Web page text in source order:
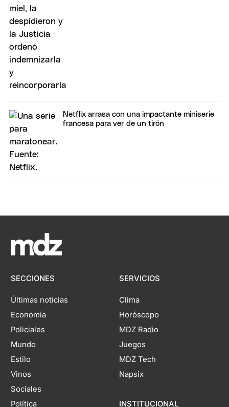
Netflix arrasa con una impactante miniserie
francesa para ver de un tirón
SECCIONES
Últimas noticias
Economía
Policiales
Mundo
Estilo
Vinos
Sociales
Política
SERVICIOS
Clima
Horóscopo
MDZ Radio
Juegos
MDZ Tech
Napsix
INSTITUCIONAL